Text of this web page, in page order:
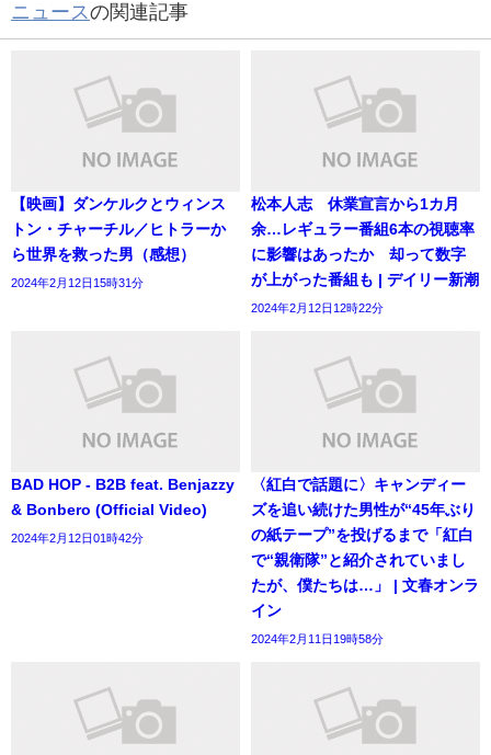
ニュースの関連記事
【映画】ダンケルクとウィンス
トン・チャーチル／ヒトラーか
ら世界を救った男（感想）
2024年2月12日15時31分
松本人志 休業宣言から1カ月
余…レギュラー番組6本の視聴率
に影響はあったか 却って数字
が上がった番組も | デイリー新潮
2024年2月12日12時22分
BAD HOP - B2B feat. Benjazzy
& Bonbero (Official Video)
2024年2月12日01時42分
〈紅白で話題に〉キャンディー
ズを追い続けた男性が“45年ぶり
の紙テープ”を投げるまで「紅白
で“親衛隊”と紹介されていまし
たが、僕たちは…」 | 文春オンラ
イン
2024年2月11日19時58分